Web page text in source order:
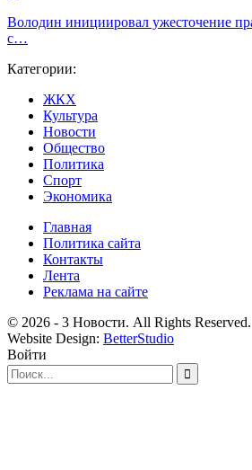
Володин инициировал ужесточение
с…
Категории:
ЖКХ
Культура
Новости
Общество
Политика
Спорт
Экономика
Главная
Политика сайта
Контакты
Лента
Реклама на сайте
© 2026 - 3 Новости. All Rights Reserved.
Website Design: BetterStudio
Войти